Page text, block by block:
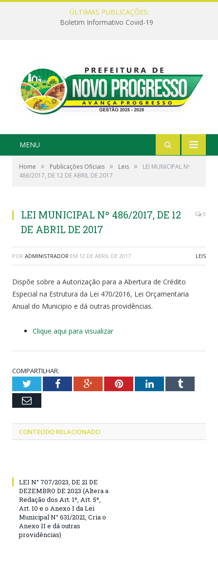
ÚLTIMAS PUBLICAÇÕES:
Boletim Informativo Covid-19
MENU
Home » Publicações Oficiais » Leis »
LEI MUNICIPAL Nº
486/2017, DE 12 DE ABRIL DE 2017
LEI MUNICIPAL Nº 486/2017, DE 12
DE ABRIL DE 2017
0
POR ADMINISTRADOR EM 12 DE ABRIL DE 2017 LEIS
Dispõe sobre a Autorização para a Abertura de Crédito
Especial na Estrutura da Lei 470/2016, Lei Orçamentaria
Anual do Municipio e dá outras providências.
Clique aqui para visualizar
COMPARTILHAR:
TwitterFacebookGoogle+PinterestLinkedInTumblr
Email
CONTEÚDO RELACIONADO
LEI N° 707/2023, DE 21 DE
DEZEMBRO DE 2023 (Altera a
Redação dos Art. 1º, Art. 5º,
Art. 10 e o Anexo I da Lei
Municipal N° 631/2021, Cria o
Anexo II e dá outras
providências)